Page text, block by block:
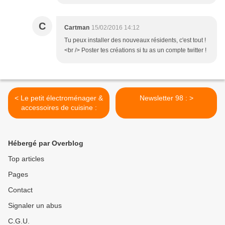
C Cartman 15/02/2016 14:12
Tu peux installer des nouveaux résidents, c'est tout !
<br /> Poster tes créations si tu as un compte twitter !
< Le petit électroménager &
accessoires de cuisine :
Newsletter 98 : >
Hébergé par Overblog
Top articles
Pages
Contact
Signaler un abus
C.G.U.